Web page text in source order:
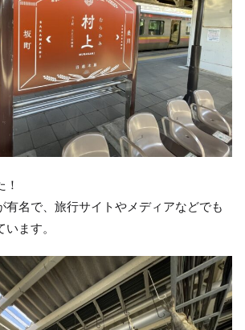
有名で、旅行サイトやメディアなどでも
ます。